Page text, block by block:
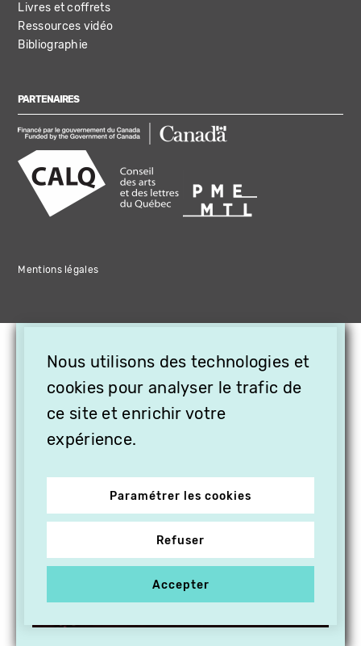
Livres et coffrets
Ressources vidéo
Bibliographie
PARTENAIRES
Mentions légales
Nous utilisons des technologies et
cookies pour analyser le trafic de
ce site et enrichir votre
expérience.
Paramétrer les cookies
Refuser
Accepter
OFFREZ LA VIDÉO EN
CADEAU, ABONNEZ VOS
PROCHES À VITHÈQUE !